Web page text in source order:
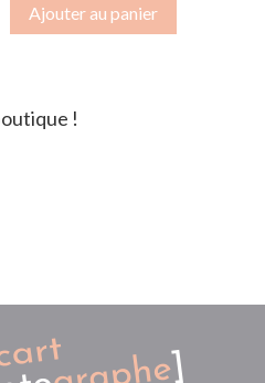
SB-
2017-
Ajouter au panier
!